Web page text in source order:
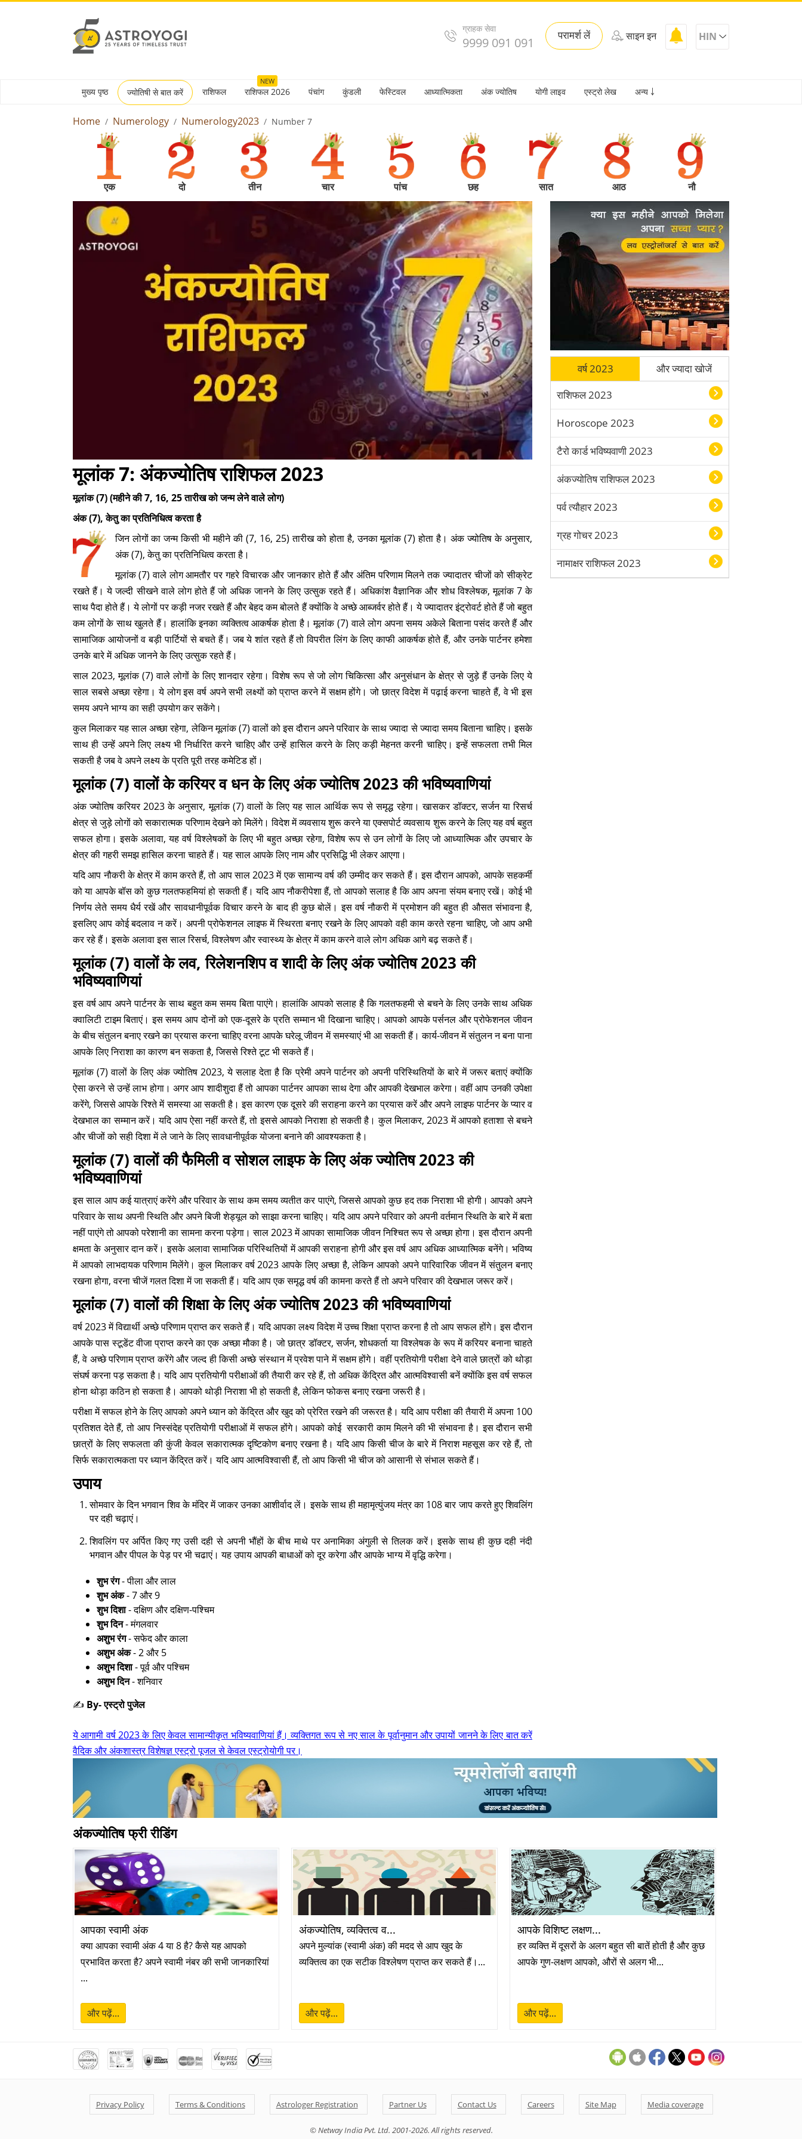
ग्राहक सेवा
9999 091 091 परामर्श लें साइन इन HIN
मुख्य पृष्ठ ज्योतिषी से बात करें राशिफल
NEW
राशिफल 2026 पंचांग कुंडली फेस्टिवल आध्यात्मिकता अंक ज्योतिष योगी लाइव एस्ट्रो लेख अन्य ￬
Home Numerology Numerology2023 Number 7
एक दो तीन चार पांच छह सात आठ नौ
मूलांक 7: अंकज्योतिष राशिफल 2023
मूलांक (7) (महीने की 7, 16, 25 तारीख को जन्म लेने वाले लोग)
अंक (7), केतु का प्रतिनिधित्व करता है
जिन लोगों का जन्म किसी भी महीने की (7, 16, 25) तारीख को होता है, उनका मूलांक (7) होता है। अंक ज्योतिष के अनुसार,
अंक (7), केतु का प्रतिनिधित्व करता है।
मूलांक (7) वाले लोग आमतौर पर गहरे विचारक और जानकार होते हैं और अंतिम परिणाम मिलने तक ज्यादातर चीजों को सीक्रेट
रखते हैं। ये जल्दी सीखने वाले लोग होते हैं जो अधिक जानने के लिए उत्सुक रहते हैं। अधिकांश वैज्ञानिक और शोध विश्लेषक, मूलांक 7 के
साथ पैदा होते हैं। ये लोगों पर कड़ी नजर रखते हैं और बेहद कम बोलते हैं क्योंकि वे अच्छे आब्जर्वर होते हैं। ये ज्यादातर इंट्रोवर्ट होते हैं जो बहुत
कम लोगों के साथ खुलते हैं। हालांकि इनका व्यक्तित्व आकर्षक होता है। मूलांक (7) वाले लोग अपना समय अकेले बिताना पसंद करते हैं और
सामाजिक आयोजनों व बड़ी पार्टियों से बचते हैं। जब ये शांत रहते हैं तो विपरीत लिंग के लिए काफी आकर्षक होते हैं, और उनके पार्टनर हमेशा
उनके बारे में अधिक जानने के लिए उत्सुक रहते हैं।
साल 2023, मूलांक (7) वाले लोगों के लिए शानदार रहेगा। विशेष रूप से जो लोग चिकित्सा और अनुसंधान के क्षेत्र से जुड़े हैं उनके लिए ये
साल सबसे अच्छा रहेगा। ये लोग इस वर्ष अपने सभी लक्ष्यों को प्राप्त करने में सक्षम होंगे। जो छात्र विदेश में पढ़ाई करना चाहते हैं, वे भी इस
समय अपने भाग्य का सही उपयोग कर सकेंगे।
कुल मिलाकर यह साल अच्छा रहेगा, लेकिन मूलांक (7) वालों को इस दौरान अपने परिवार के साथ ज्यादा से ज्यादा समय बिताना चाहिए। इसके
साथ ही उन्हें अपने लिए लक्ष्य भी निर्धारित करने चाहिए और उन्हें हासिल करने के लिए कड़ी मेहनत करनी चाहिए। इन्हें सफलता तभी मिल
सकती है जब वे अपने लक्ष्य के प्रति पूरी तरह कमेटिड हों।
मूलांक (7) वालों के करियर व धन के लिए अंक ज्योतिष 2023 की भविष्यवाणियां
अंक ज्योतिष करियर 2023 के अनुसार, मूलांक (7) वालों के लिए यह साल आर्थिक रूप से समृद्ध रहेगा। खासकर डॉक्टर, सर्जन या रिसर्च
क्षेत्र से जुड़े लोगों को सकारात्मक परिणाम देखने को मिलेंगे। विदेश में व्यवसाय शुरू करने या एक्सपोर्ट व्यवसाय शुरू करने के लिए यह वर्ष बहुत
सफल होगा। इसके अलावा, यह वर्ष विश्लेषकों के लिए भी बहुत अच्छा रहेगा, विशेष रूप से उन लोगों के लिए जो आध्यात्मिक और उपचार के
क्षेत्र की गहरी समझ हासिल करना चाहते हैं। यह साल आपके लिए नाम और प्रसिद्धि भी लेकर आएगा।
यदि आप नौकरी के क्षेत्र में काम करते हैं, तो आप साल 2023 में एक सामान्य वर्ष की उम्मीद कर सकते हैं। इस दौरान आपको, आपके सहकर्मी
को या आपके बॉस को कुछ गलतफहमियां हो सकती हैं। यदि आप नौकरीपेशा हैं, तो आपको सलाह है कि आप अपना संयम बनाए रखें। कोई भी
निर्णय लेते समय धैर्य रखें और सावधानीपूर्वक विचार करने के बाद ही कुछ बोलें। इस वर्ष नौकरी में प्रमोशन की बहुत ही औसत संभावना है,
इसलिए आप कोई बदलाव न करें। अपनी प्रोफेशनल लाइफ में स्थिरता बनाए रखने के लिए आपको वही काम करते रहना चाहिए, जो आप अभी
कर रहे हैं। इसके अलावा इस साल रिसर्च, विश्लेषण और स्वास्थ्य के क्षेत्र में काम करने वाले लोग अधिक आगे बढ़ सकते हैं।
मूलांक (7) वालों के लव, रिलेशनशिप व शादी के लिए अंक ज्योतिष 2023 की
भविष्यवाणियां
इस वर्ष आप अपने पार्टनर के साथ बहुत कम समय बिता पाएंगे। हालांकि आपको सलाह है कि गलतफहमी से बचने के लिए उनके साथ अधिक
क्वालिटी टाइम बिताएं। इस समय आप दोनों को एक-दूसरे के प्रति सम्मान भी दिखाना चाहिए। आपको आपके पर्सनल और प्रोफेशनल जीवन
के बीच संतुलन बनाए रखने का प्रयास करना चाहिए वरना आपके घरेलू जीवन में समस्याएं भी आ सकती हैं। कार्य-जीवन में संतुलन न बना पाना
आपके लिए निराशा का कारण बन सकता है, जिससे रिश्ते टूट भी सकते हैं।
मूलांक (7) वालों के लिए अंक ज्योतिष 2023, ये सलाह देता है कि प्रेमी अपने पार्टनर को अपनी परिस्थितियों के बारे में जरूर बताएं क्योंकि
ऐसा करने से उन्हें लाभ होगा। अगर आप शादीशुदा हैं तो आपका पार्टनर आपका साथ देगा और आपकी देखभाल करेगा। वहीं आप उनकी उपेक्षा
करेंगे, जिससे आपके रिश्ते में समस्या आ सकती है। इस कारण एक दूसरे की सराहना करने का प्रयास करें और अपने लाइफ पार्टनर के प्यार व
देखभाल का सम्मान करें। यदि आप ऐसा नहीं करते हैं, तो इससे आपको निराशा हो सकती है। कुल मिलाकर, 2023 में आपको हताशा से बचने
और चीजों को सही दिशा में ले जाने के लिए सावधानीपूर्वक योजना बनाने की आवश्यकता है।
मूलांक (7) वालों की फैमिली व सोशल लाइफ के लिए अंक ज्योतिष 2023 की
भविष्यवाणियां
इस साल आप कई यात्राएं करेंगे और परिवार के साथ कम समय व्यतीत कर पाएंगे, जिससे आपको कुछ हद तक निराशा भी होगी। आपको अपने
परिवार के साथ अपनी स्थिति और अपने बिजी शेड्यूल को साझा करना चाहिए। यदि आप अपने परिवार को अपनी वर्तमान स्थिति के बारे में बता
नहीं पाएंगे तो आपको परेशानी का सामना करना पड़ेगा। साल 2023 में आपका सामाजिक जीवन निश्चित रूप से अच्छा होगा। इस दौरान अपनी
क्षमता के अनुसार दान करें। इसके अलावा सामाजिक परिस्थितियों में आपकी सराहना होगी और इस वर्ष आप अधिक आध्यात्मिक बनेंगे। भविष्य
में आपको लाभदायक परिणाम मिलेंगे। कुल मिलाकर वर्ष 2023 आपके लिए अच्छा है, लेकिन आपको अपने पारिवारिक जीवन में संतुलन बनाए
रखना होगा, वरना चीजें गलत दिशा में जा सकती हैं। यदि आप एक समृद्ध वर्ष की कामना करते हैं तो अपने परिवार की देखभाल जरूर करें।
मूलांक (7) वालों की शिक्षा के लिए अंक ज्योतिष 2023 की भविष्यवाणियां
वर्ष 2023 में विद्यार्थी अच्छे परिणाम प्राप्त कर सकते हैं। यदि आपका लक्ष्य विदेश में उच्च शिक्षा प्राप्त करना है तो आप सफल होंगे। इस दौरान
आपके पास स्टूडेंट वीजा प्राप्त करने का एक अच्छा मौका है। जो छात्र डॉक्टर, सर्जन, शोधकर्ता या विश्लेषक के रूप में करियर बनाना चाहते
हैं, वे अच्छे परिणाम प्राप्त करेंगे और जल्द ही किसी अच्छे संस्थान में प्रवेश पाने में सक्षम होंगे। वहीं प्रतियोगी परीक्षा देने वाले छात्रों को थोड़ा
संघर्ष करना पड़ सकता है। यदि आप प्रतियोगी परीक्षाओं की तैयारी कर रहे हैं, तो अधिक केंद्रित और आत्मविश्वासी बनें क्योंकि इस वर्ष सफल
होना थोड़ा कठिन हो सकता है। आपको थोड़ी निराशा भी हो सकती है, लेकिन फोकस बनाए रखना जरूरी है।
परीक्षा में सफल होने के लिए आपको अपने ध्यान को केंद्रित और खुद को प्रेरित रखने की जरूरत है। यदि आप परीक्षा की तैयारी में अपना 100
प्रतिशत देते हैं, तो आप निस्संदेह प्रतियोगी परीक्षाओं में सफल होंगे। आपको कोई सरकारी काम मिलने की भी संभावना है। इस दौरान सभी
छात्रों के लिए सफलता की कुंजी केवल सकारात्मक दृष्टिकोण बनाए रखना है। यदि आप किसी चीज के बारे में निराश महसूस कर रहे हैं, तो
सिर्फ सकारात्मकता पर ध्यान केंद्रित करें। यदि आप आत्मविश्वासी हैं, तो आप किसी भी चीज को आसानी से संभाल सकते हैं।
उपाय
सोमवार के दिन भगवान शिव के मंदिर में जाकर उनका आशीर्वाद लें। इसके साथ ही महामृत्युंजय मंत्र का 108 बार जाप करते हुए शिवलिंग
पर दही चढ़ाएं।
शिवलिंग पर अर्पित किए गए उसी दही से अपनी भौंहों के बीच माथे पर अनामिका अंगुली से तिलक करें। इसके साथ ही कुछ दही नंदी
भगवान और पीपल के पेड़ पर भी चढाएं। यह उपाय आपकी बाधाओं को दूर करेगा और आपके भाग्य में वृद्धि करेगा।
शुभ रंग- पीला और लाल
शुभ अंक- 7 और 9
शुभ दिशा- दक्षिण और दक्षिण-पश्चिम
शुभ दिन- मंगलवार
अशुभ रंग- सफेद और काला
अशुभ अंक- 2 और 5
अशुभ दिशा- पूर्व और पश्चिम
अशुभ दिन- शनिवार
✍️ By- एस्ट्रो पुजेल
ये आगामी वर्ष 2023 के लिए केवल सामान्यीकृत भविष्यवाणियां हैं। व्यक्तिगत रूप से नए साल के पूर्वानुमान और उपायों जानने के लिए बात करें
वैदिक और अंकशास्त्र विशेषज्ञ एस्ट्रो पूजल से केवल एस्ट्रोयोगी पर।
वर्ष 2023
और ज्यादा खोजें
राशिफल 2023
Horoscope 2023
टैरो कार्ड भविष्यवाणी 2023
अंकज्योतिष राशिफल 2023
पर्व त्यौहार 2023
ग्रह गोचर 2023
नामाक्षर राशिफल 2023
अंकज्योतिष फ्री रीडिंग
आपका स्वामी अंक
क्या आपका स्वामी अंक 4 या 8 है? कैसे यह आपको
प्रभावित करता है? अपने स्वामी नंबर की सभी जानकारियां
...
और पढ़ें...
अंकज्योतिष, व्यक्तित्व व...
अपने मुल्यांक (स्वामी अंक) की मदद से आप खुद के
व्यक्तित्व का एक सटीक विश्लेषण प्राप्त कर सकते हैं।...
और पढ़ें...
आपके विशिष्ट लक्षण...
हर व्यक्ति में दूसरों के अलग बहुत सी बातें होती है और कुछ
आपके गुण-लक्षण आपको, औरों से अलग भी...
और पढ़ें...
Privacy Policy Terms & Conditions Astrologer Registration Partner Us Contact Us Careers Site Map Media coverage
© Netway India Pvt. Ltd. 2001-2026. All rights reserved.